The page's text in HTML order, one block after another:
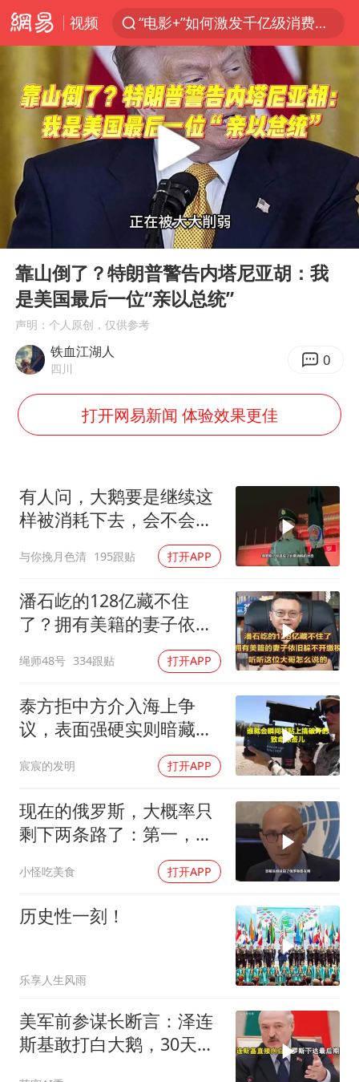
视频
“电影+”如何激发千亿级消费新活力？
实时追踪台风白海豚
用AI造出新病毒意味着什么
美股创4月份以来最大单周涨幅
俄黑客称掌握北约直接参与袭俄证据
王虹邓煜的同学获统计学界诺贝尔奖
福建省泉州市委书记张毅恭接受纪律审查和监察调查
2名小孩玩手机低头幅度近乎折叠
四川宜宾地震网友称睡觉被摇醒
老人离世案亲属质疑记录仪
38岁演员求职万岁山NPC成功
夯实基础开新局
Play
靠山倒了？特朗普警告内塔尼亚胡：我
是美国最后一位“亲以总统”
声明：个人原创，仅供参考
铁血江湖人
四川 0
打开网易新闻 体验效果更佳
有人问，大鹅要是继续这
样被消耗下去，会不会灭
与你挽月色清 195跟贴 打开APP
潘石屹的128亿藏不住
了？拥有美籍的妻子依旧
绳师48号 334跟贴 打开APP
泰方拒中方介入海上争
议，表面强硬实则暗藏玄
宸宸的发明 打开APP
现在的俄罗斯，大概率只
剩下两条路了：第一，把
吞进去的地盘全部吐出来
小怪吃美食 打开APP
历史性一刻！
乐享人生风雨
美军前参谋长断言：泽连
斯基敢打白大鹅，30天内